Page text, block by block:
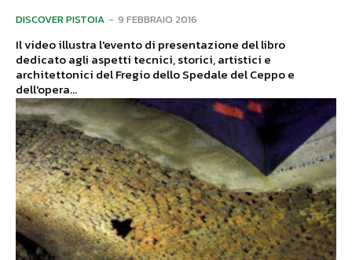
DISCOVER PISTOIA - 9 FEBBRAIO 2016
Il video illustra l'evento di presentazione del libro
dedicato agli aspetti tecnici, storici, artistici e
architettonici del Fregio dello Spedale del Ceppo e
dell'opera...